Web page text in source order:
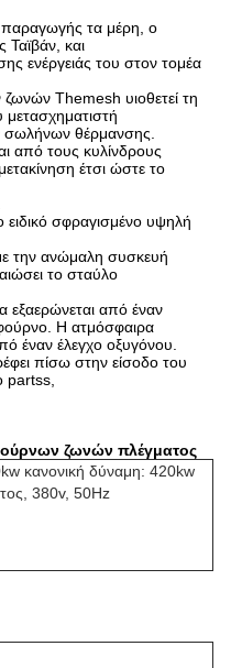
παραγωγής τα μέρη, ο
Ταϊβάν, και
ενέργειάς του στον τομέα
Themesh υιοθετεί τη
σωλήνων θέρμανσης.
από τους κυλίνδρους
έτσι ώστε το
ειδικό σφραγισμένο υψηλή
την ανώμαλη συσκευή
το σταύλο
εξαερώνεται από έναν
φούρνο. Η ατμόσφαιρα
έναν έλεγχο οξυγόνου.
πίσω στην είσοδο του
partss,
ζωνών πλέγματος
κανονική δύναμη: 420kw
380v, 50Hz